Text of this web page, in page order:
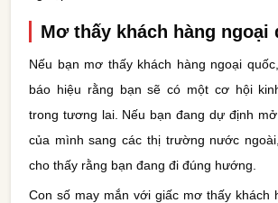
Mơ thấy khách hàng ngoại
Nếu bạn mơ thấy khách hàng ngoại
báo hiệu rằng bạn sẽ có một cơ hội
trong tương lai. Nếu bạn đang dự định
của mình sang các thị trường nước
cho thấy rằng bạn đang đi đúng hướng.
Con số may mắn với giấc mơ thấy khách